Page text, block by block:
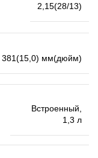
2,15(28/13)
381(15,0) мм(дюйм)
Встроенный,
1,3 л